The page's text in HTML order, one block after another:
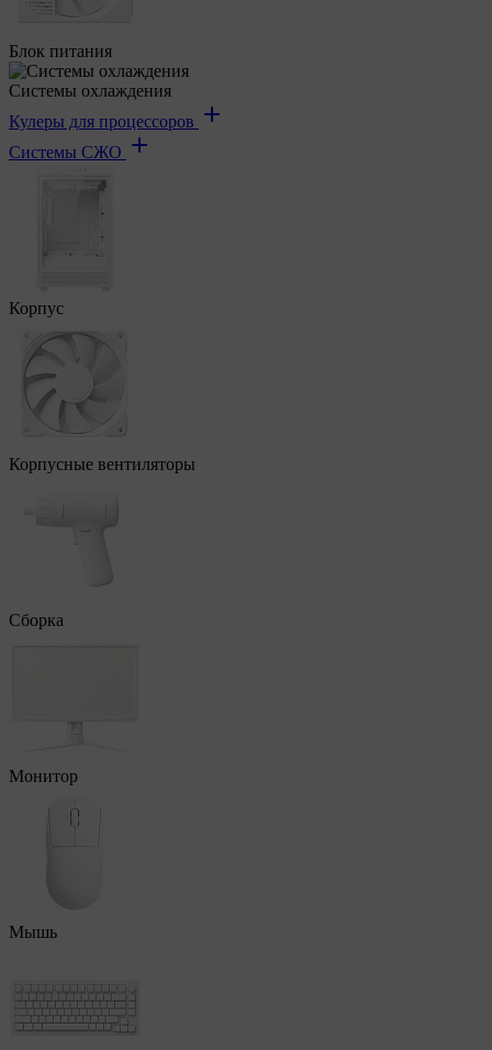
Блок питания
Системы охлаждения
Кулеры для процессоров
Системы СЖО
Корпус
Корпусные вентиляторы
Сборка
Монитор
Мышь